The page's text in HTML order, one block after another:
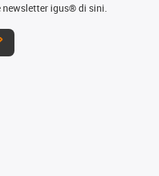
igus® di sini.